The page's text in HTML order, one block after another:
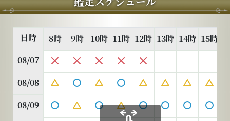
日時
08/07
08/08
08/09
8時 9時 10時 11時 12時 13時 14時 15時